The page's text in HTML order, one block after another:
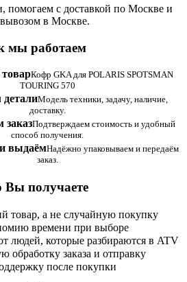
помогаем с доставкой по Москве и
в Москве.
мы работаем
Кофр GKA для POLARIS SPOTSMAN
TOURING 570
Модель техники, задачу, наличие,
доставку.
заказПодтверждаем стоимость и удобный
способ получения.
выдаёмНадёжно упаковываем и передаём
заказ.
Вы получаете
товар, а не случайную покупку
времени при выборе
людей, которые разбираются в ATV
обработку заказа и отправку
после покупки